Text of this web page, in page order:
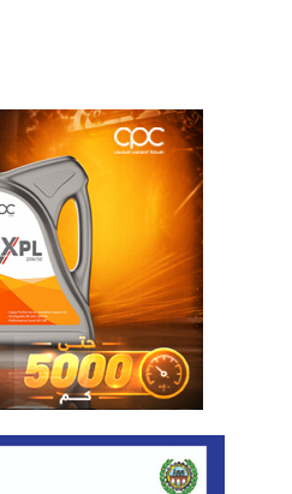
المتوسط ويدعم مكانتها كمصدر
الطبيعى حيث تعد هى
المتوسط .
وأوضح الملا أن مصر كأحد
تتمتع بمزايا تنافسية متميزة
لتجارة وتداول الغاز
الاكتشافات الكبرى وحقول
أساسية متميزة ممثلة في
إلى شبكة قومية لنقل
بدول الجوار بالإضافة الى انها